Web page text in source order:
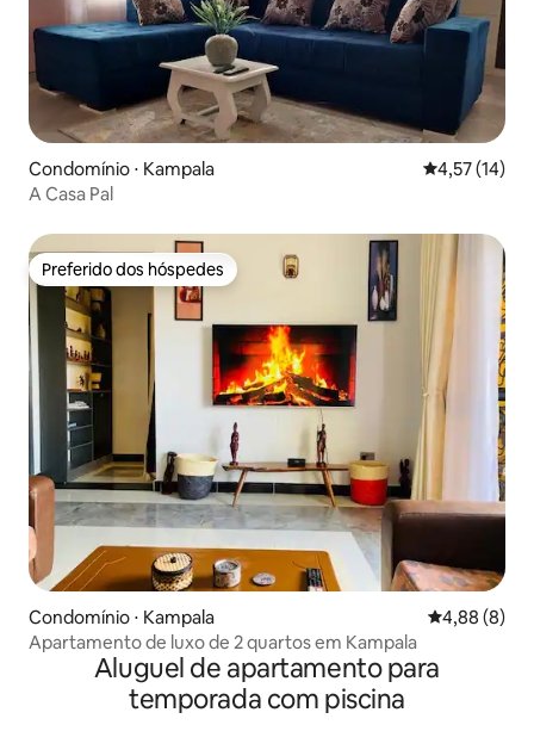
Condomínio ⋅ Kampala 4,57 de uma
4,57 (14)
A Casa Pal
Preferido dos hóspedes
Preferido dos hóspedes
Condomínio ⋅ Kampala 4,88 de uma
4,88 (8)
Apartamento de luxo de 2 quartos em Kampala
Aluguel de apartamento para
temporada com piscina